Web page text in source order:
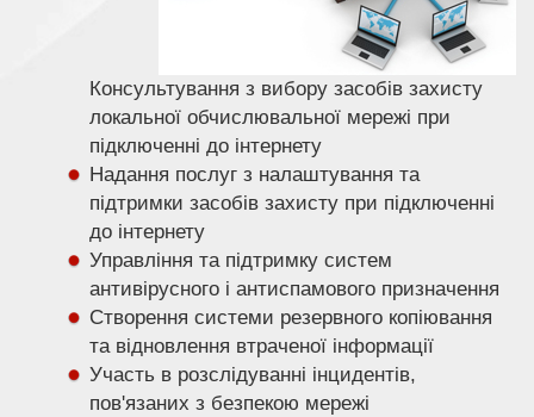
Консультування з вибору засобів захисту
локальної обчислювальної мережі при
підключенні до інтернету
Надання послуг з налаштування та
підтримки засобів захисту при підключенні
до інтернету
Управління та підтримку систем
антивірусного і антиспамового призначення
Створення системи резервного копіювання
та відновлення втраченої інформації
Участь в розслідуванні інцидентів,
пов'язаних з безпекою мережі